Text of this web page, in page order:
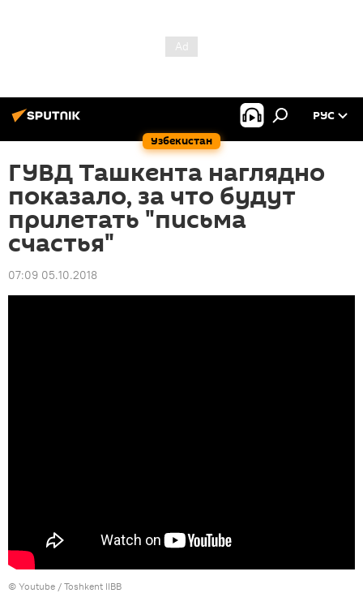
Узбекистан
РУС
ГУВД Ташкента наглядно
показало, за что будут
прилетать "письма
счастья"
07:09 05.10.2018
© Youtube / Toshkent IIBB